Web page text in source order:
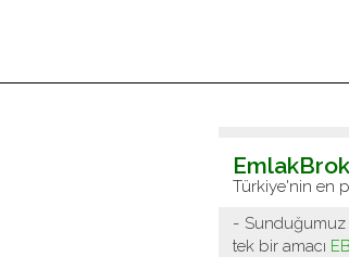
Türkiye'nin en
Sunduğumuz
tek bir amacı EB